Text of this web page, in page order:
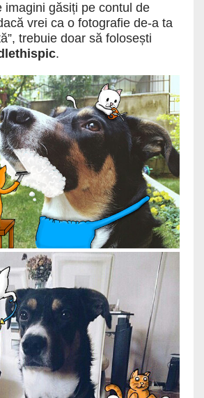
imagini găsiți pe contul de
vrei ca o fotografie de-a ta
trebuie doar să folosești
.